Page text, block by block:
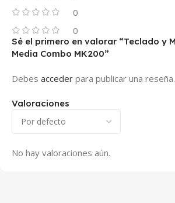
0
0
Valoraciones
No hay valoraciones aún.
Sé el primero en valorar “Teclado y
Media Combo MK200”
Debes acceder para publicar una reseña.